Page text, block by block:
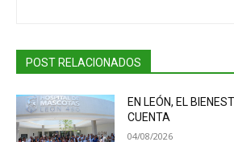
POST RELACIONADOS
EN LEÓN, EL
CUENTA
04/08/2026